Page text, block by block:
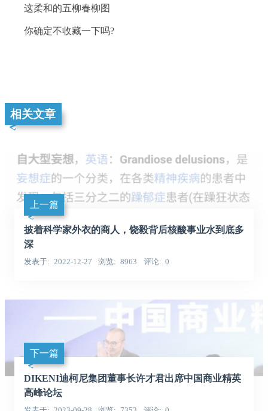
这柔和的五柳春柳图
你确定不收藏一下吗?
相关文章
上一篇
披着科学家外衣的商人，饶毅背后核酸事业水到底多
深
发表于 2022-12-27 浏览 8963 评论 0
下一篇
DIKENI迪柯尼集团董事长许才君出席中国商业精英
高峰论坛